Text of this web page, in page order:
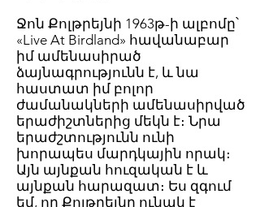
Ջոն Քոլթրեյնի 1963թ-ի ալբոմը՝
«Live At Birdland» հավանաբար
իմ ամենասիրած
ձայնագրությունն է, և նա
հաստատ իմ բոլոր
ժամանակների ամենասիրված
երաժիշտներից մեկն է։ Նրա
երաժշտությունն ունի
խորապես մարդկային որակ։
Այն այնքան հուզական է և
այնքան հարազատ։ Ես զգում
եմ, որ Քոլթրեյնը ունակ է